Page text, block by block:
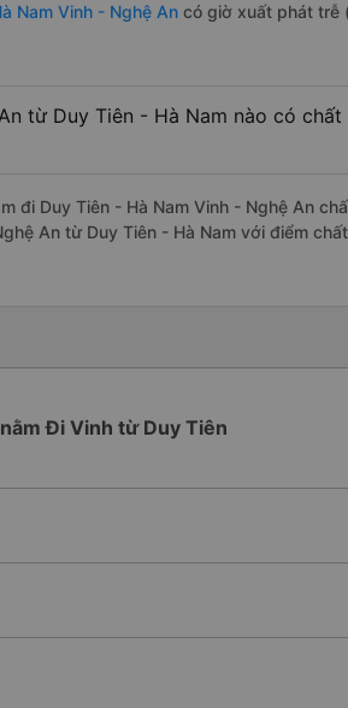
Nam Vinh - Nghệ An có giờ xuất phát trễ
từ Duy Tiên - Hà Nam nào có
đi Duy Tiên - Hà Nam Vinh - Nghệ An
An từ Duy Tiên - Hà Nam với điểm
Đi Vinh từ Duy Tiên